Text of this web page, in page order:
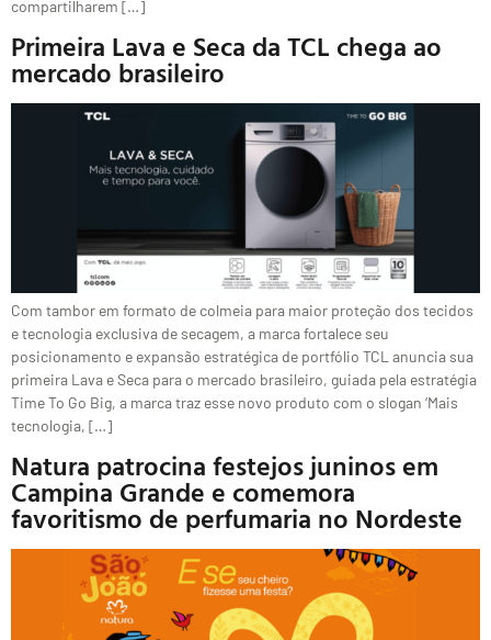
compartilharem […]
Primeira Lava e Seca da TCL chega ao
mercado brasileiro
Com tambor em formato de colmeia para maior proteção dos tecidos
e tecnologia exclusiva de secagem, a marca fortalece seu
posicionamento e expansão estratégica de portfólio TCL anuncia sua
primeira Lava e Seca para o mercado brasileiro, guiada pela estratégia
Time To Go Big, a marca traz esse novo produto com o slogan ‘Mais
tecnologia, […]
Natura patrocina festejos juninos em
Campina Grande e comemora
favoritismo de perfumaria no Nordeste